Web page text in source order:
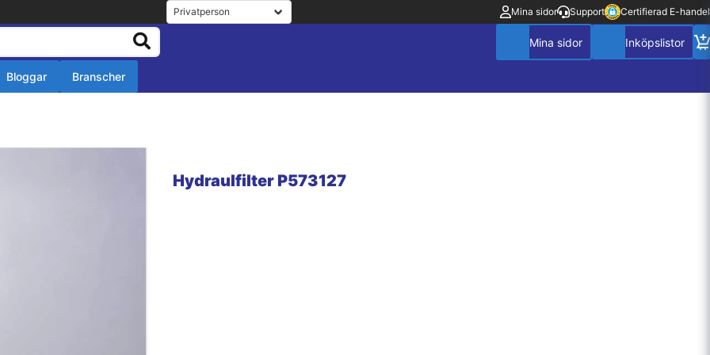
Mina sidor Support Certifierad E-handel
Bloggar Branscher
Hydraulfilter P573127